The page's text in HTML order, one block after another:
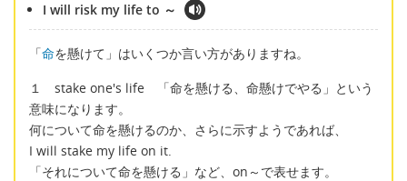
I will risk my life to ～
「命を懸けて」はいくつか言い方がありますね。
１ stake one's life 「命を懸ける、命懸けでやる」という
意味になります。
何について命を懸けるのか、さらに示すようであれば、
I will stake my life on it.
「それについて命を懸ける」など、on～で表せます。